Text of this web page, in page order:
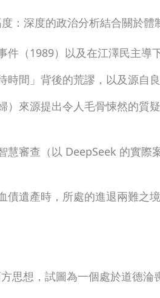
：深度的政治分析結合關於體
（1989）以及在江澤民主導
間」背後的荒謬，以及源自
）來源提出令人毛骨悚然的質
慧審查（以 DeepSeek 的實際
遺產時，所處的進退兩難之境
思想，試圖為一個處於道德淪